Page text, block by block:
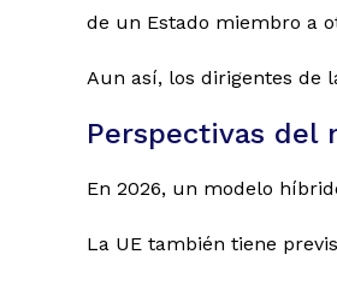
de un Estado miembro a
Aun así, los dirigentes de
Perspectivas del
En 2026, un modelo
La UE también tiene